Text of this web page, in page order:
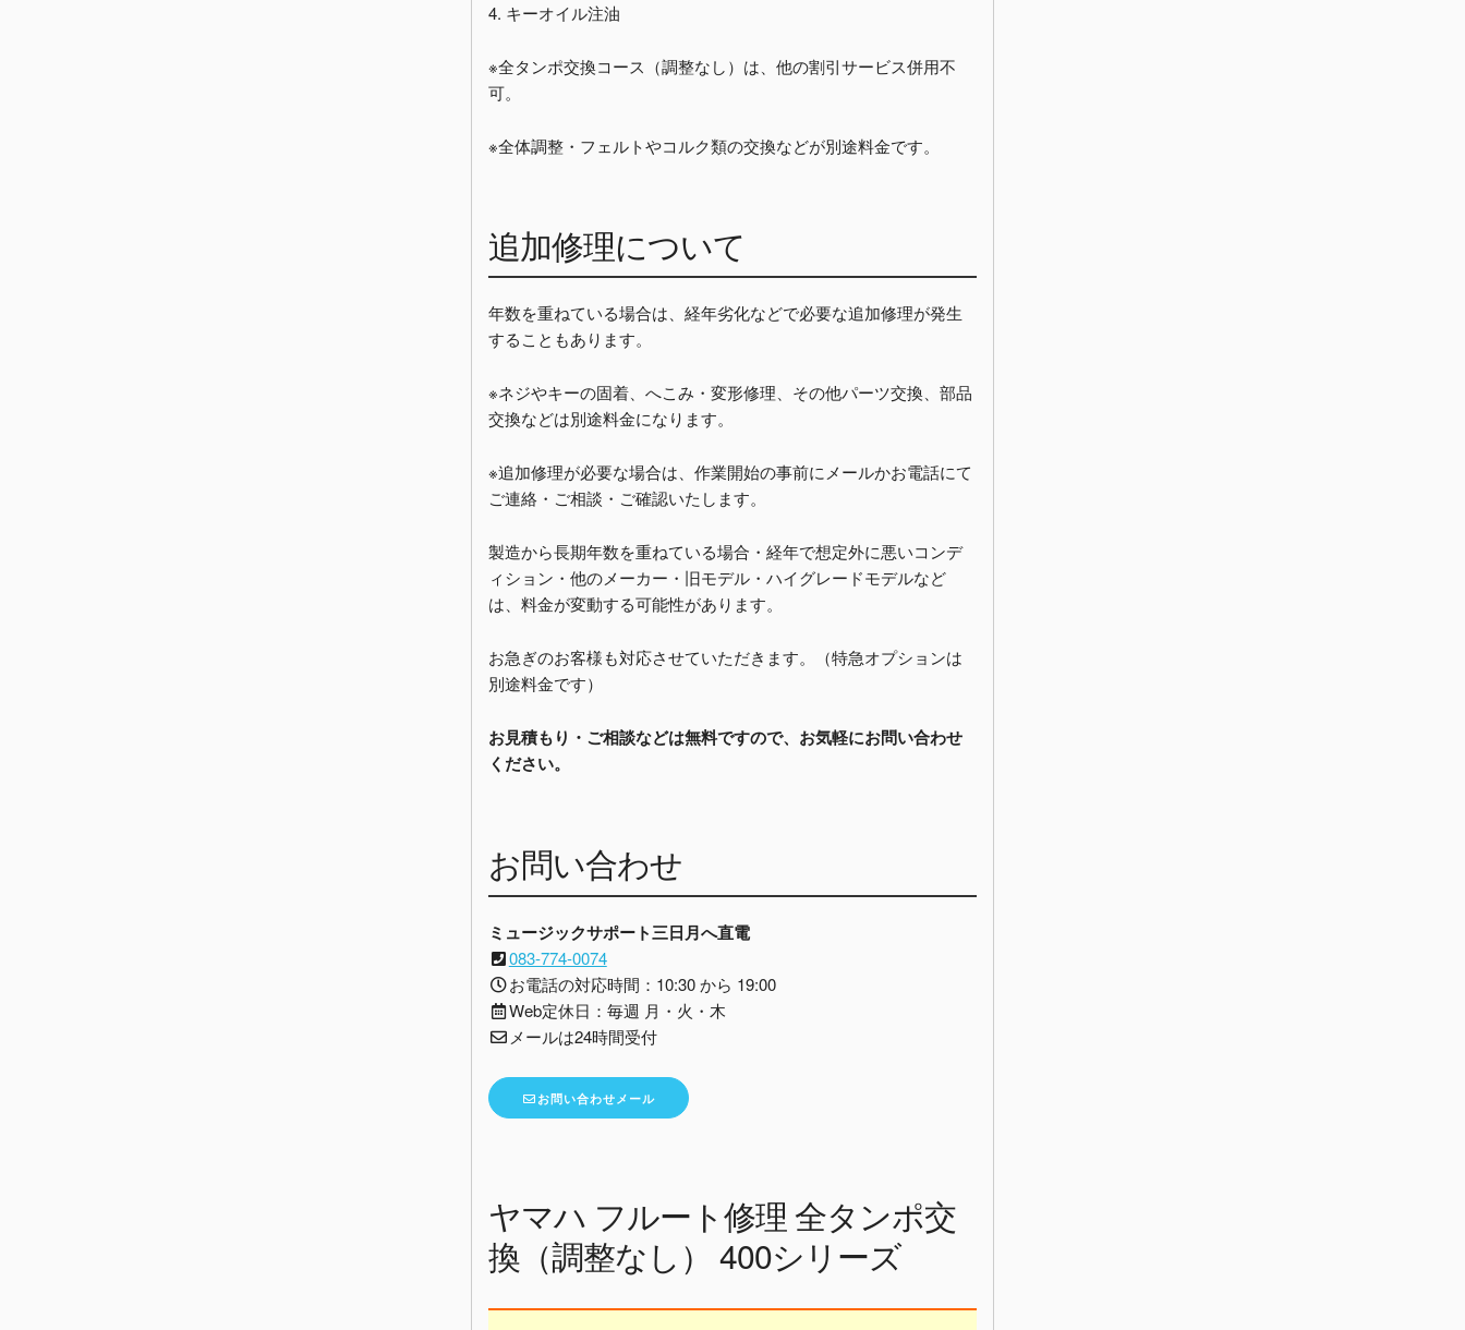
4. キーオイル注油
※全タンポ交換コース（調整なし）は、他の割引サービス併用不
可。
※全体調整・フェルトやコルク類の交換などが別途料金です。
追加修理について
年数を重ねている場合は、経年劣化などで必要な追加修理が発生
することもあります。
※ネジやキーの固着、へこみ・変形修理、その他パーツ交換、部品
交換などは別途料金になります。
※追加修理が必要な場合は、作業開始の事前にメールかお電話にて
ご連絡・ご相談・ご確認いたします。
製造から長期年数を重ねている場合・経年で想定外に悪いコンデ
ィション・他のメーカー・旧モデル・ハイグレードモデルなど
は、料金が変動する可能性があります。
お急ぎのお客様も対応させていただきます。（特急オプションは
別途料金です）
お見積もり・ご相談などは無料ですので、お気軽にお問い合わせ
ください。
お問い合わせ
ミュージックサポート三日月へ直電
083-774-0074
お電話の対応時間：10:30 から 19:00
Web定休日：毎週 月・火・木
メールは24時間受付
お問い合わせメール
ヤマハ フルート修理 全タンポ交
換（調整なし） 400シリーズ